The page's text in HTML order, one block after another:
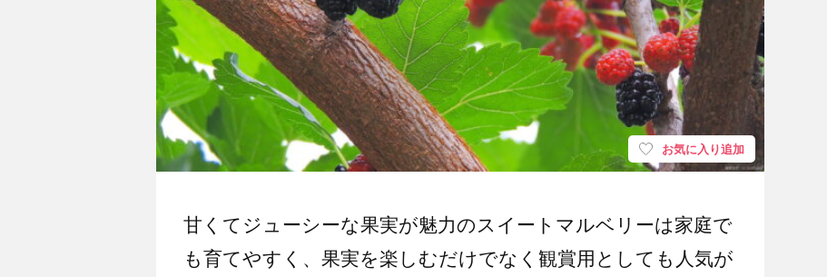
お気に入り追加
甘くてジューシーな果実が魅力のスイートマルベリーは家庭で
も育てやすく、果実を楽しむだけでなく観賞用としても人気が